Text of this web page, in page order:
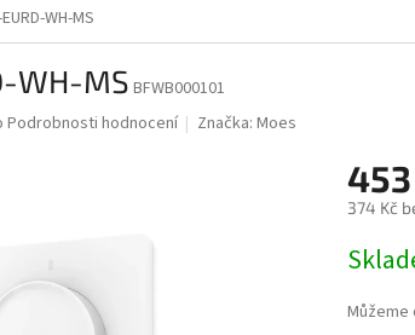
WH-MS
WH-MS BFWB000101
Podrobnosti hodnocení Značka:Moes
374 Kč
cena:
Můžeme